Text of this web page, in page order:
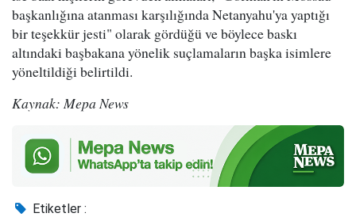
başkanlığına atanması karşılığında Netanyahu'ya yaptığı
bir teşekkür jesti" olarak gördüğü ve böylece baskı
altındaki başbakana yönelik suçlamaların başka isimlere
yöneltildiği belirtildi.
Kaynak: Mepa News
Etiketler :